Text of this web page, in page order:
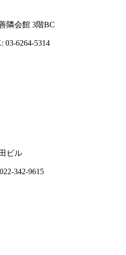
隣会館 3階BC
03-6264-5314
ビル
342-9615